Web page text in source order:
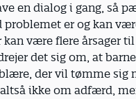
en dialog i gang, så
problemet er og kan
kan være flere årsager
det sig om, at
der vil tømme sig
ikke om adfærd,